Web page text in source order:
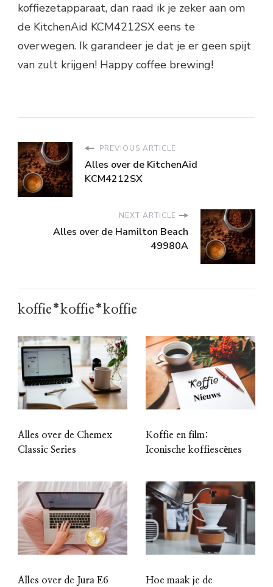
koffiezetapparaat, dan raad ik je zeker aan om
de KitchenAid KCM4212SX eens te
overwegen. Ik garandeer je dat je er geen spijt
van zult krijgen! Happy coffee brewing!
PREVIOUS ARTICLE
Alles over de KitchenAid
KCM4212SX
NEXT ARTICLE
Alles over de Hamilton Beach
49980A
koffie*koffie*koffie
Alles over de Chemex
Classic Series
Koffie en film:
Iconische koffiescènes
Alles over de Jura E6
Hoe maak je de